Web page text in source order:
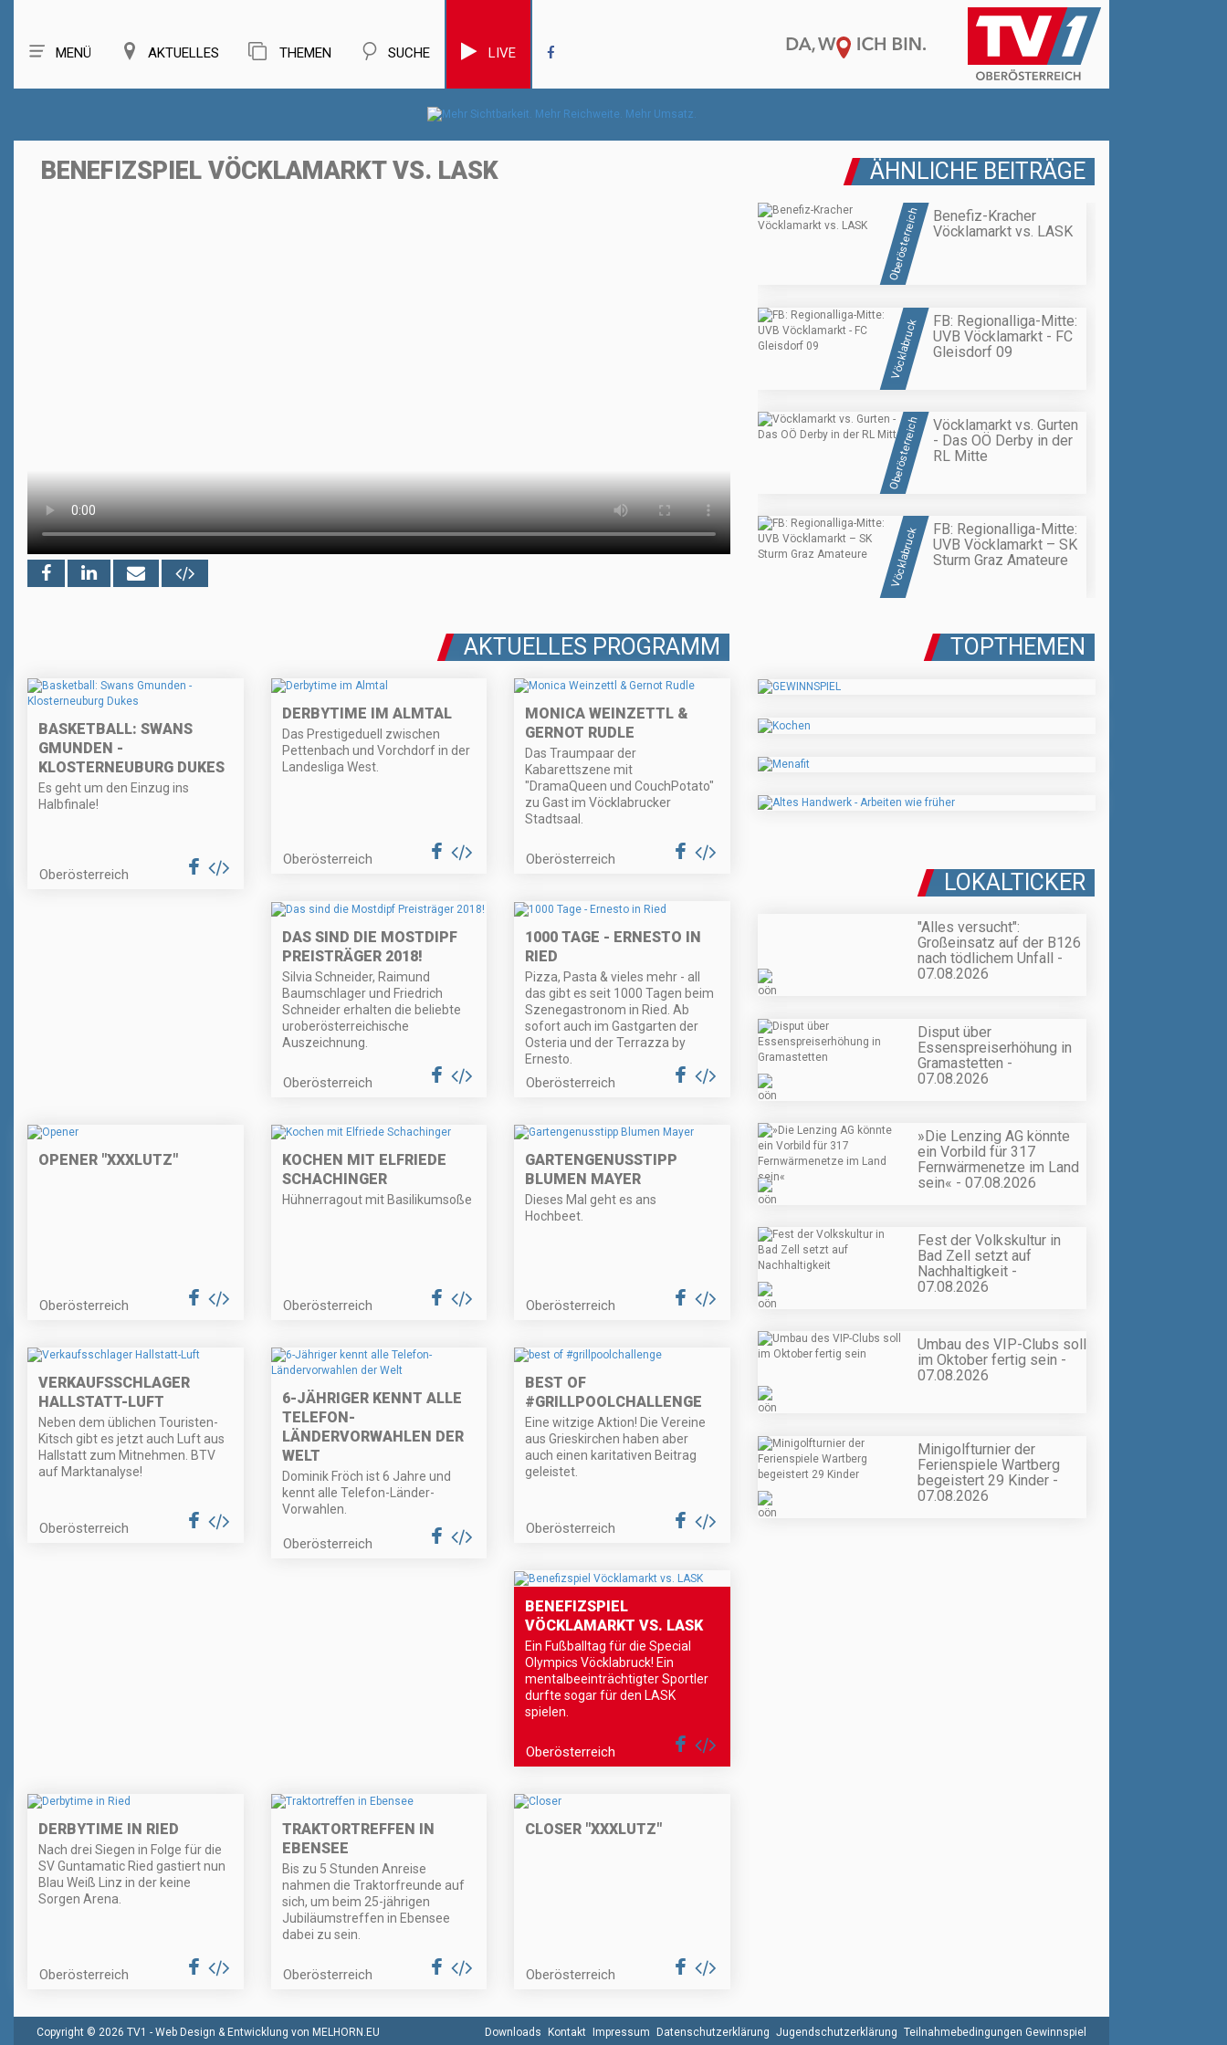
MENÜ AKTUELLES THEMEN SUCHE LIVE
BENEFIZSPIEL VÖCKLAMARKT VS. LASK ÄHNLICHE BEITRÄGE
Oberösterreich
Benefiz-Kracher
Vöcklamarkt vs. LASK
Vöcklabruck
FB: Regionalliga-Mitte:
UVB Vöcklamarkt - FC
Gleisdorf 09
Oberösterreich
Vöcklamarkt vs. Gurten
- Das OÖ Derby in der
RL Mitte
Vöcklabruck
FB: Regionalliga-Mitte:
UVB Vöcklamarkt – SK
Sturm Graz Amateure
AKTUELLES PROGRAMM
BASKETBALL: SWANS
GMUNDEN -
KLOSTERNEUBURG DUKES
Es geht um den Einzug ins
Halbfinale!
Oberösterreich
DERBYTIME IM ALMTAL
Das Prestigeduell zwischen
Pettenbach und Vorchdorf in der
Landesliga West.
Oberösterreich
MONICA WEINZETTL &
GERNOT RUDLE
Das Traumpaar der
Kabarettszene mit
"DramaQueen und CouchPotato"
zu Gast im Vöcklabrucker
Stadtsaal.
Oberösterreich
DAS SIND DIE MOSTDIPF
PREISTRÄGER 2018!
Silvia Schneider, Raimund
Baumschlager und Friedrich
Schneider erhalten die beliebte
uroberösterreichische
Auszeichnung.
Oberösterreich
1000 TAGE - ERNESTO IN
RIED
Pizza, Pasta & vieles mehr - all
das gibt es seit 1000 Tagen beim
Szenegastronom in Ried. Ab
sofort auch im Gastgarten der
Osteria und der Terrazza by
Ernesto.
Oberösterreich
OPENER "XXXLUTZ"
Oberösterreich
KOCHEN MIT ELFRIEDE
SCHACHINGER
Hühnerragout mit Basilikumsoße
Oberösterreich
GARTENGENUSSTIPP
BLUMEN MAYER
Dieses Mal geht es ans
Hochbeet.
Oberösterreich
VERKAUFSSCHLAGER
HALLSTATT-LUFT
Neben dem üblichen Touristen-
Kitsch gibt es jetzt auch Luft aus
Hallstatt zum Mitnehmen. BTV
auf Marktanalyse!
Oberösterreich
6-JÄHRIGER KENNT ALLE
TELEFON-
LÄNDERVORWAHLEN DER
WELT
Dominik Fröch ist 6 Jahre und
kennt alle Telefon-Länder-
Vorwahlen.
Oberösterreich
BEST OF
#GRILLPOOLCHALLENGE
Eine witzige Aktion! Die Vereine
aus Grieskirchen haben aber
auch einen karitativen Beitrag
geleistet.
Oberösterreich
BENEFIZSPIEL
VÖCKLAMARKT VS. LASK
Ein Fußballtag für die Special
Olympics Vöcklabruck! Ein
mentalbeeinträchtigter Sportler
durfte sogar für den LASK
spielen.
Oberösterreich
DERBYTIME IN RIED
Nach drei Siegen in Folge für die
SV Guntamatic Ried gastiert nun
Blau Weiß Linz in der keine
Sorgen Arena.
Oberösterreich
TRAKTORTREFFEN IN
EBENSEE
Bis zu 5 Stunden Anreise
nahmen die Traktorfreunde auf
sich, um beim 25-jährigen
Jubiläumstreffen in Ebensee
dabei zu sein.
Oberösterreich
CLOSER "XXXLUTZ"
Oberösterreich
TOPTHEMEN
LOKALTICKER
"Alles versucht":
Großeinsatz auf der B126
nach tödlichem Unfall -
07.08.2026
Disput über
Essenspreiserhöhung in
Gramastetten -
07.08.2026
»Die Lenzing AG könnte
ein Vorbild für 317
Fernwärmenetze im Land
sein« - 07.08.2026
Fest der Volkskultur in
Bad Zell setzt auf
Nachhaltigkeit -
07.08.2026
Umbau des VIP-Clubs soll
im Oktober fertig sein -
07.08.2026
Minigolfturnier der
Ferienspiele Wartberg
begeistert 29 Kinder -
07.08.2026
Copyright © 2026 TV1 - Web Design & Entwicklung von MELHORN.EU Downloads Kontakt Impressum Datenschutzerklärung Jugendschutzerklärung Teilnahmebedingungen Gewinnspiel